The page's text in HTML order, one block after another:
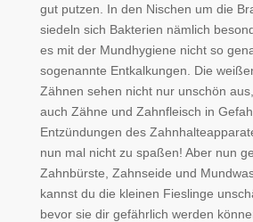
gut putzen. In den Nischen um die
siedeln sich Bakterien nämlich
es mit der Mundhygiene nicht so
sogenannte Entkalkungen. Die
Zähnen sehen nicht nur unschön
auch Zähne und Zahnfleisch in
Entzündungen des
nun mal nicht zu spaßen! Aber nun
Zahnbürste, Zahnseide und
kannst du die kleinen Fieslinge
bevor sie dir gefährlich werden